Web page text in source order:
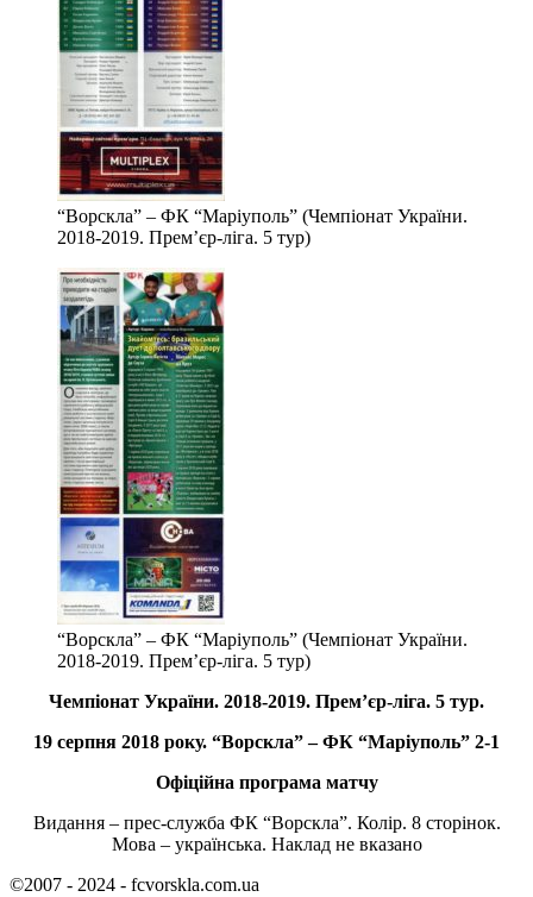
“Ворскла” – ФК “Маріуполь” (Чемпіонат України.
2018-2019. Прем’єр-ліга. 5 тур)
“Ворскла” – ФК “Маріуполь” (Чемпіонат України.
2018-2019. Прем’єр-ліга. 5 тур)
Чемпіонат України. 2018-2019. Прем’єр-ліга. 5 тур.
19 серпня 2018 року. “Ворскла” – ФК “Маріуполь” 2-1
Офіційна програма матчу
Видання – прес-служба ФК “Ворскла”. Колір. 8 сторінок.
Мова – українська. Наклад не вказано
©2007 - 2024 - fcvorskla.com.ua